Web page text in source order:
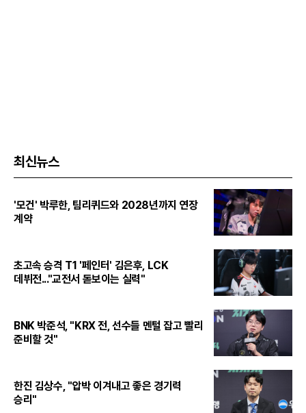
최신뉴스
'모건' 박루한, 팀리퀴드와 2028년까지 연장
계약
초고속 승격 T1 '페인터' 김은후, LCK
데뷔전..."교전서 돋보이는 실력"
BNK 박준석, "KRX 전, 선수들 멘털 잡고 빨리
준비할 것"
한진 김상수, "압박 이겨내고 좋은 경기력
승리"